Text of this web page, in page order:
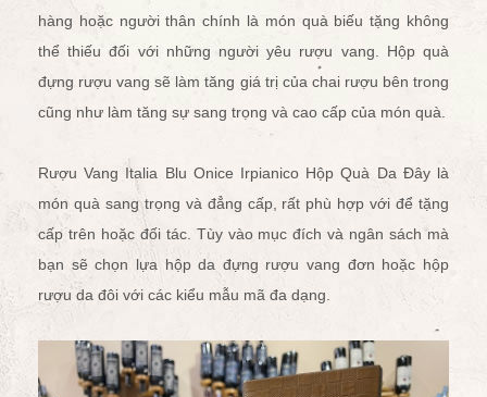
hàng hoặc người thân chính là món quà biếu tặng không
thể thiếu đối với những người yêu rượu vang. Hộp quà
đựng rượu vang sẽ làm tăng giá trị của chai rượu bên trong
cũng như làm tăng sự sang trọng và cao cấp của món quà.
Rượu Vang Italia Blu Onice Irpianico Hộp Quà Da Đây là
món quà sang trọng và đẳng cấp, rất phù hợp với để tặng
cấp trên hoặc đối tác. Tùy vào mục đích và ngân sách mà
bạn sẽ chọn lựa hộp da đựng rượu vang đơn hoặc hộp
rượu da đôi với các kiểu mẫu mã đa dạng.